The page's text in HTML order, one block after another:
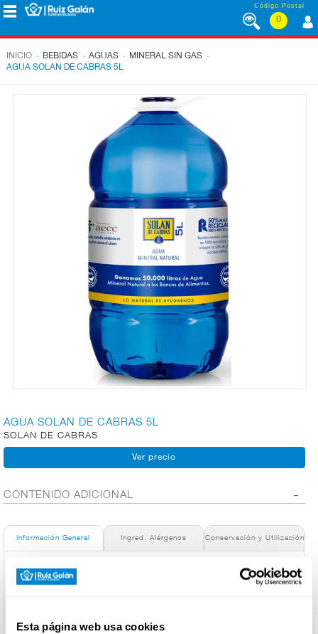
Esta página web usa cookies
Saltar al contenido Código Postal
0
CORPORATIVO
QUESOS
CORTE
INICIO . BEBIDAS . AGUAS . MINERAL SIN GAS .
AGUA SOLAN DE CABRAS 5L
AGUA SOLAN DE CABRAS 5L
SOLAN DE CABRAS
CONTENIDO ADICIONAL
Información General Ingred. Alérgenos Conservación y Utilización
Denominación de alimento:
GARRAFA AGUA SOLAN DE CABRAS PET 5 L
Nombre de Operador: